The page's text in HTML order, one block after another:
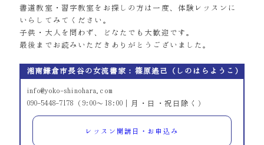
書道教室・習字教室をお探しの方は一度、体験レッスンに
いらしてみてください。
子供・大人を問わず、どなたでも大歓迎です。
最後までお読みいただきありがとうございました。
湘南鎌倉市長谷の女流書家：篠原遙己（しのはらようこ）
info@yoko-shinohara.com
090-5448-7178（9:00～18:00｜月・日・祝日除く）
レッスン開講日・お申込み